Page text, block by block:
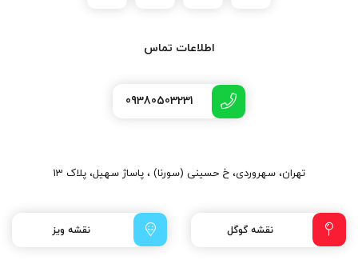
اطلاعات تماس
09380503231
تهران، سهروردی، خ حسینی (سورنا) ، پاساژ سهیل، پلاک 13
نقشه گوگل نقشه ویز